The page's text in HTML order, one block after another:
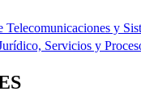
y
Servicios y